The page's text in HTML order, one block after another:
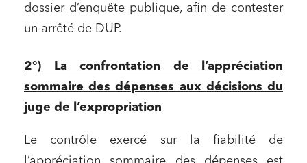
dossier d’enquête publique, afin de contester
un arrêté de DUP.
2°) La confrontation de l’appréciation
sommaire des dépenses aux décisions du
juge de l’expropriation
Le contrôle exercé sur la fiabilité de